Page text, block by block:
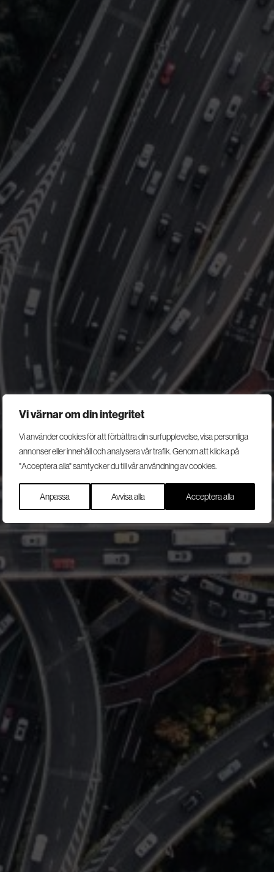
Vi värnar om din integritet
Vi använder cookies för att förbättra din surfupplevelse, visa personliga
annonser eller innehåll och analysera vår trafik. Genom att klicka på
"Acceptera alla" samtycker du till vår användning av cookies.
Anpassa Avvisa alla Acceptera alla
Säkerhets-
ledning
säkerhetsarbete och säkerställer en trygg arbetsplats åt era